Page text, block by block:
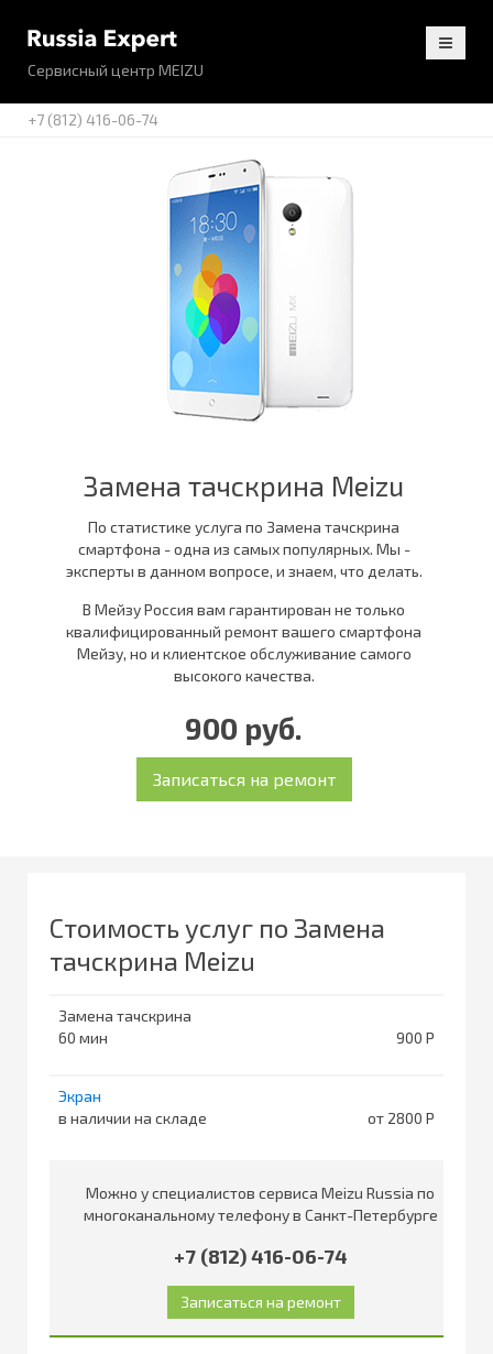
Сервисный центр MEIZU
+7 (812) 416-06-74
Замена тачскрина Meizu
По статистике услуга по Замена тачскрина
смартфона - одна из самых популярных. Мы -
эксперты в данном вопросе, и знаем, что делать.
В Мейзу Россия вам гарантирован не только
квалифицированный ремонт вашего смартфона
Мейзу, но и клиентское обслуживание самого
высокого качества.
900 руб.
Стоимость услуг по Замена
тачскрина Meizu
Замена тачскрина
60
900
Экран
в наличии на складе
от 2800
Можно у специалистов сервиса Meizu Russia по
многоканальному телефону в Санкт-Петербурге
+7 (812) 416-06-74